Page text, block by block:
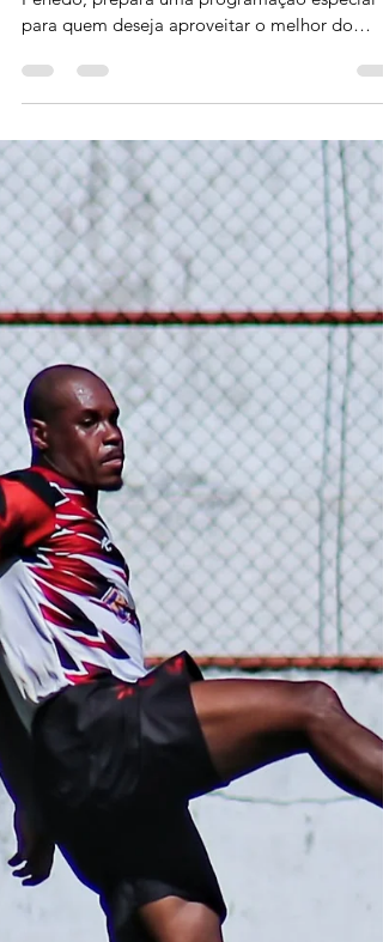
há 2 dias
PENEDO COM MÚSICA E
GASTRONOMIA
Foto: Divulgação O Fritz Lounge Bar, em
Penedo, prepara uma programação especial
para quem deseja aproveitar o melhor do
inverno na região. Na sexta-feira (14/08),
acontece o Winter Lounge, reunindo boa
música, gastronomia e um ambiente de
primeira qualidade. A programação começa
15h com o show do cantor Carlinho Meninja.
19h, o DJ Kaian Pinheiro assume o comando
pista com um set especial de Afro House,
levando muita energia ao público. Fechando a
noite, a dupla Thia